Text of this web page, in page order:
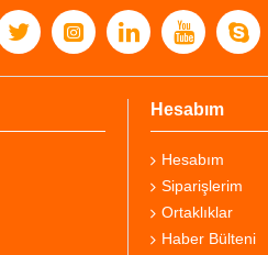
Hesabım
Hesabım
Siparişlerim
Ortaklıklar
Haber Bülteni